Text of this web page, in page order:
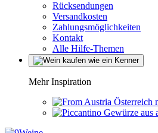
Rücksendungen
Versandkosten
Zahlungsmöglichkeiten
Kontakt
Alle Hilfe-Themen
Mehr Inspiration
Österreich
Gewürze aus